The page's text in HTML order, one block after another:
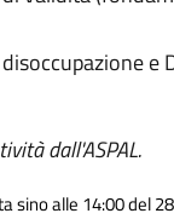
e
dall'ASPAL.
sino alle 14:00 del